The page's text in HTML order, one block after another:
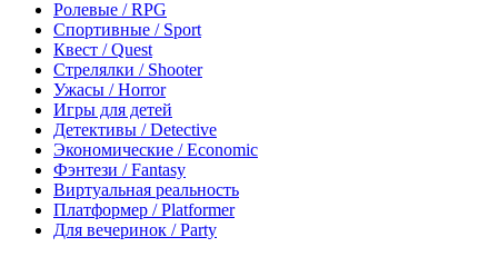
Ролевые / RPG
Спортивные / Sport
Квест / Quest
Стрелялки / Shooter
Ужасы / Horror
Игры для детей
Детективы / Detective
Экономические / Economic
Фэнтези / Fantasy
Виртуальная реальность
Платформер / Platformer
Для вечеринок / Party